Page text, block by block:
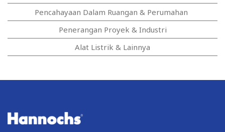
Pencahayaan Dalam Ruangan & Perumahan
Penerangan Proyek & Industri
Alat Listrik & Lainnya